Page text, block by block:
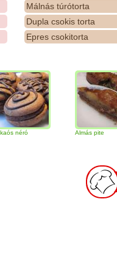
Málnás túrótorta
Dupla csokis torta
Epres csokitorta
Almás pite